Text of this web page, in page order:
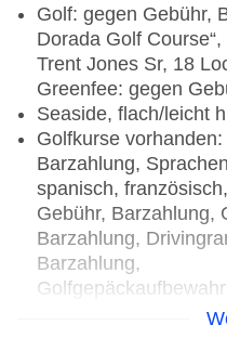
inklusive
Strandbar „Ola Lola
täglich, ohne
Golf: gegen Gebühr,
Dorada Golf
Trent Jones Sr, 18
Greenfee: gegen
Seaside, flach/leicht
Golfkurse
Barzahlung,
spanisch,
Gebühr, Barzahlung,
Barzahlung,
Barzahlung,
Gebühr, Barzahlung,